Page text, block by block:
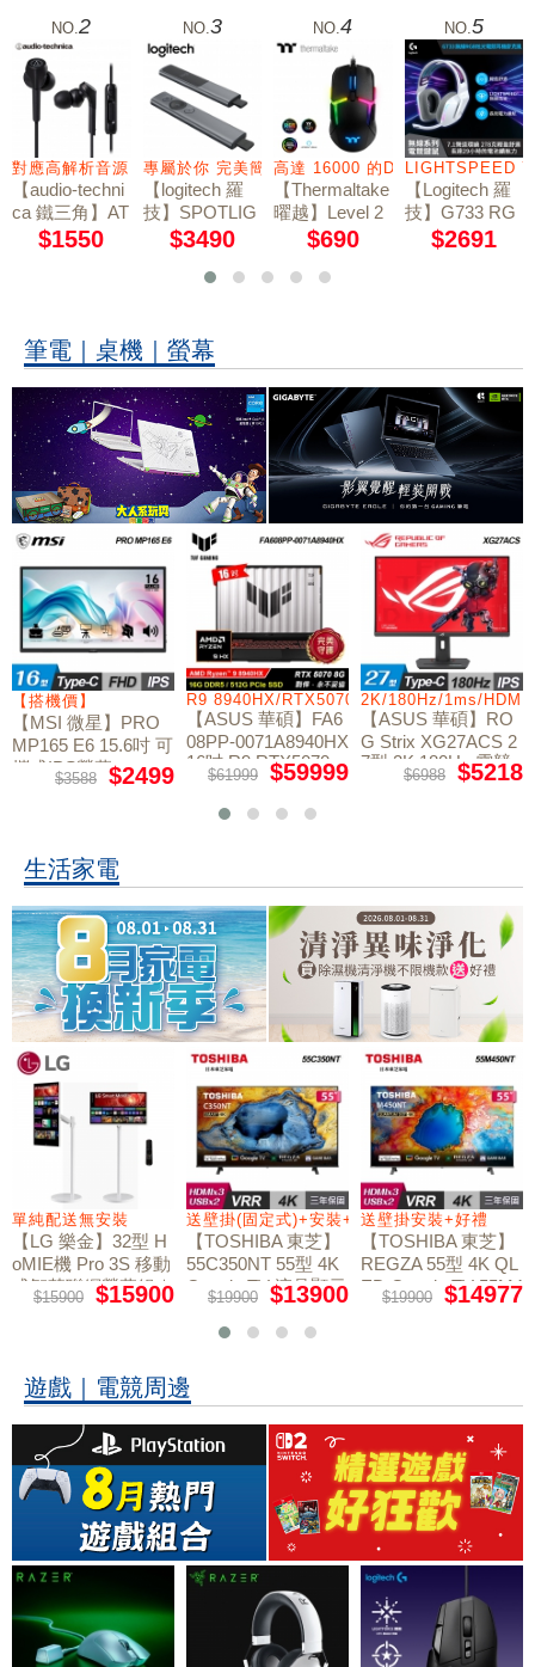
NO.2
對應高解析音源
【audio-techni
ca 鐵三角】AT
H-CKS550XiS
線控通話 耳道
$1550
NO. 3
專屬於你 完美簡報
【logitech 羅
技】SPOTLIG
HT簡報器-質
$3490
NO.4
高達 16000 的DPI值感測器
【Thermaltake
曜越】Level 2
0 RGB 電競滑
$690
NO. 5
LIGHTSPEED
【Logitech 羅
技】G733 RG
B炫光無線電
$2691
筆電｜桌機｜螢幕
W11
【搭機價】
【MSI 微星】PRO
MP165 E6 15.6吋 可
攜式IPS螢幕
$3588 $2499
R9 8940HX/RTX5070/512GB/16G
【ASUS 華碩】FA6
08PP-0071A8940HX
16吋 R9 RTX5070
電競筆電
$61999 $59999
2K/180Hz/1ms/
【ASUS 華碩】RO
G Strix XG27ACS 2
7型 2K 180Hz 電競
$6988 $5218
生活家電
禮
單純配送無安裝
【LG 樂金】32型 H
oMIE機 Pro 3S 移動
式智慧聯網螢幕組｜
單純配送
$15900 $15900
送壁掛(固定式)+安裝+好禮贈
【TOSHIBA 東芝】
55C350NT 55型 4K
Google TV 液晶顯示
器｜含壁掛(固定式)
+安裝
$19900 $13900
送壁掛安裝+好禮
【TOSHIBA 東芝】
REGZA 55型 4K QL
ED Google TV 55M4
50NT液晶顯示器｜
$19900 $14977
遊戲｜電競周邊